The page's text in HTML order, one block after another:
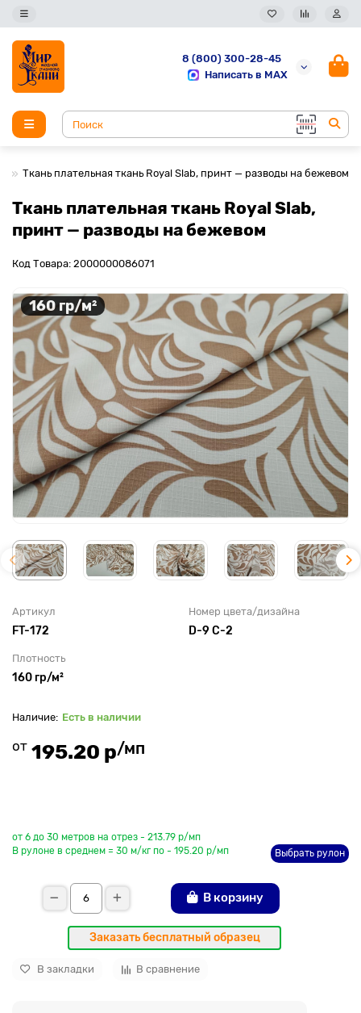
8 (800) 300-28-45
Написать в MAX
Ткань плательная ткань Royal Slab, принт — разводы на бежевом
Ткань плательная ткань Royal Slab,
принт — разводы на бежевом
Код Товара: 2000000086071
160 гр/м²
Артикул
FT-172
Номер цвета/дизайна
D-9 C-2
Плотность
160 гр/м²
Есть в наличии
от 195.20 р/мп
от 6 до 30 метров на отрез - 213.79 р/мп
В рулоне в среднем = 30 м/кг по - 195.20 р/мп
Выбрать рулон
В корзину
Заказать бесплатный образец
В закладки В сравнение